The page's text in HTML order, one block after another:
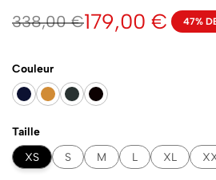
338,00€179,00 € 47%
Couleur
Taille
XS
S M L XL